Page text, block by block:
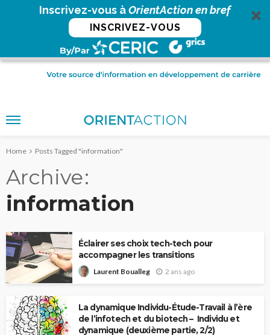
Inscrivez-vous àOrientAction en bref
INSCRIVEZ-VOUS
Home Posts Tagged "information"
Archive
information
Éclairer ses choix tech-tech pour
accompagner les transitions
Laurent Boualleg 2 ans ago
La dynamique Individu-Étude-Travail à l’ère
de l’infotech et du biotech – Individu et
dynamique (deuxième partie, 2/2)